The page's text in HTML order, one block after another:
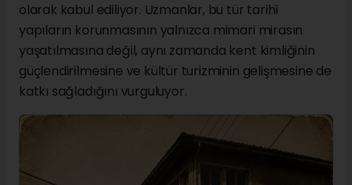
olarak kabul ediliyor. Uzmanlar, bu tür tarihî
yapıların korunmasının yalnızca mimari mirasın
yaşatılmasına değil, aynı zamanda kent kimliğinin
güçlendirilmesine ve kültür turizminin gelişmesine de
katkı sağladığını vurguluyor.